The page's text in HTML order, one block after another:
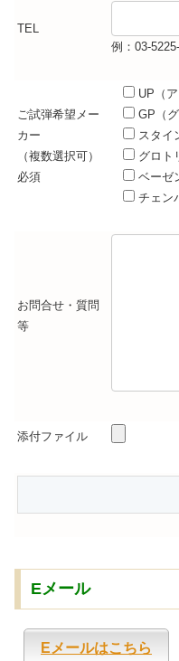
TEL
例：03-
ご試弾希望メー
カー
（複数選択可）
必須
UP（
GP（
スタイ
グロト
ベーゼ
チェン
お問合せ・質問
等
添付ファイル
Eメール
Eメールはこちら